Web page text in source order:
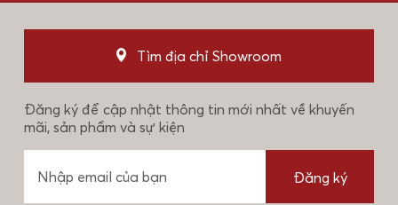
Tìm địa chỉ Showroom
Đăng ký để cập nhật thông tin mới nhất về khuyến
mãi, sản phẩm và sự kiện
Đăng ký